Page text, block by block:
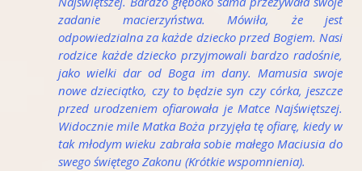
zadanie macierzyństwa. Mówiła, że jest
odpowiedzialna za każde dziecko przed Bogiem. Nasi
rodzice każde dziecko przyjmowali bardzo radośnie,
jako wielki dar od Boga im dany. Mamusia swoje
nowe dzieciątko, czy to będzie syn czy córka, jeszcze
przed urodzeniem ofiarowała je Matce Najświętszej.
Widocznie mile Matka Boża przyjęła tę ofiarę, kiedy w
tak młodym wieku zabrała sobie małego Maciusia do
swego świętego Zakonu (Krótkie wspomnienia).